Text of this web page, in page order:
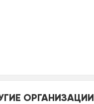
ОРГАНИЗАЦИИ